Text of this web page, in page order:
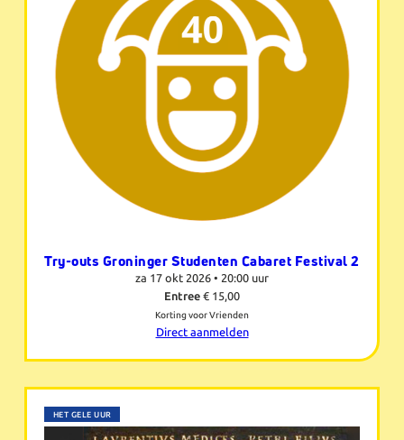
Try-outs Groninger Studenten Cabaret Festival 2
za 17 okt 2026 • 20:00 uur
Entree € 15,00
Korting voor Vrienden
Direct aanmelden
HET GELE UUR